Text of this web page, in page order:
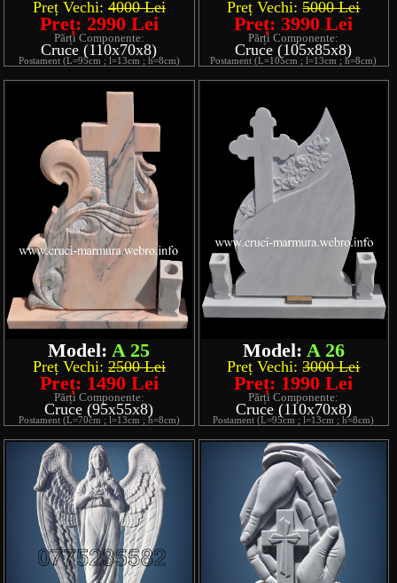
Preț Vechi: 4000 Lei
Preț: 2990 Lei
Părți Componente:
Cruce (110x70x8)
Postament (L=95cm ; l=13cm ; h=8cm)
Preț Vechi:5000 Lei
Preț: 3990 Lei
Părți Componente:
Cruce (105x85x8)
Postament (L=105cm ; l=13cm ; h=8cm)
Model: A 25
Preț Vechi: 2500 Lei
Preț: 1490 Lei
Părți Componente:
Cruce (95x55x8)
Postament (L=70cm ; l=13cm ; h=8cm)
Model: A 26
Preț Vechi:3000 Lei
Preț: 1990 Lei
Părți Componente:
Cruce (110x70x8)
Postament (L=95cm ; l=13cm ; h=8cm)